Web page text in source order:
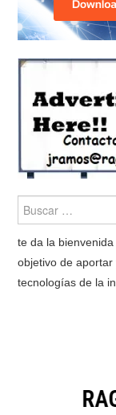
te da la
objetivo de
tecnologías de la